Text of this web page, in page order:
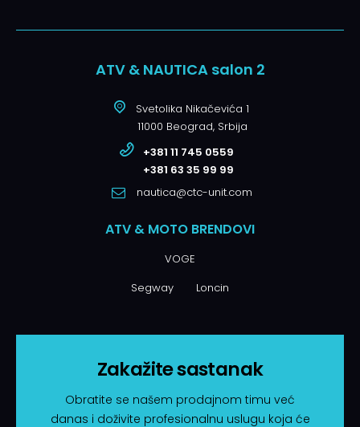
ATV & NAUTICA salon 2
Svetolika Nikačevića 1
11000 Beograd, Srbija
+381 11 745 0559
+381 63 35 99 99
nautica@ctc-unit.com
ATV & MOTO BRENDOVI
VOGE
Segway Loncin
Zakažite sastanak
Obratite se našem prodajnom timu već
danas i doživite profesionalnu uslugu koja će